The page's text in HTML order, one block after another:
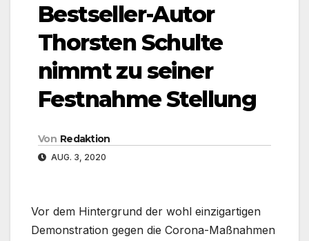
Bestseller-Autor
Thorsten Schulte
nimmt zu seiner
Festnahme Stellung
Von Redaktion
AUG. 3, 2020
Vor dem Hintergrund der wohl einzigartigen
Demonstration gegen die Corona-Maßnahmen